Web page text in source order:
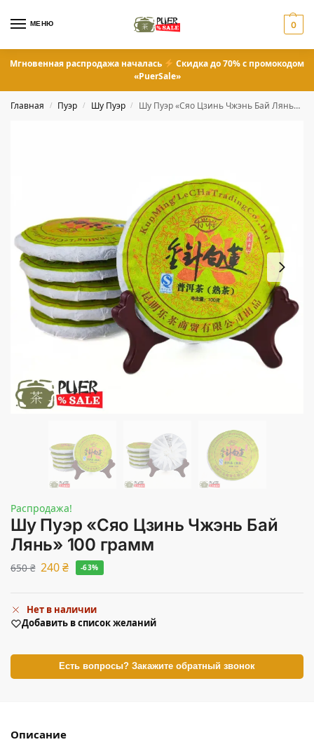
МЕНЮ 0
Мгновенная распродажа началась
Скидка до 70% с промокодом
«PuerSale»
Главная / Пуэр / Шу Пуэр / Шу Пуэр «Сяо Цзинь Чжэнь Бай Лянь» 100 грамм
Распродажа!
Шу Пуэр «Сяо Цзинь Чжэнь Бай
Лянь» 100 грамм
650₴ 240₴ -63%
Нет в наличии
Добавить в список желаний
Есть вопросы? Закажите обратный звонок
Описание